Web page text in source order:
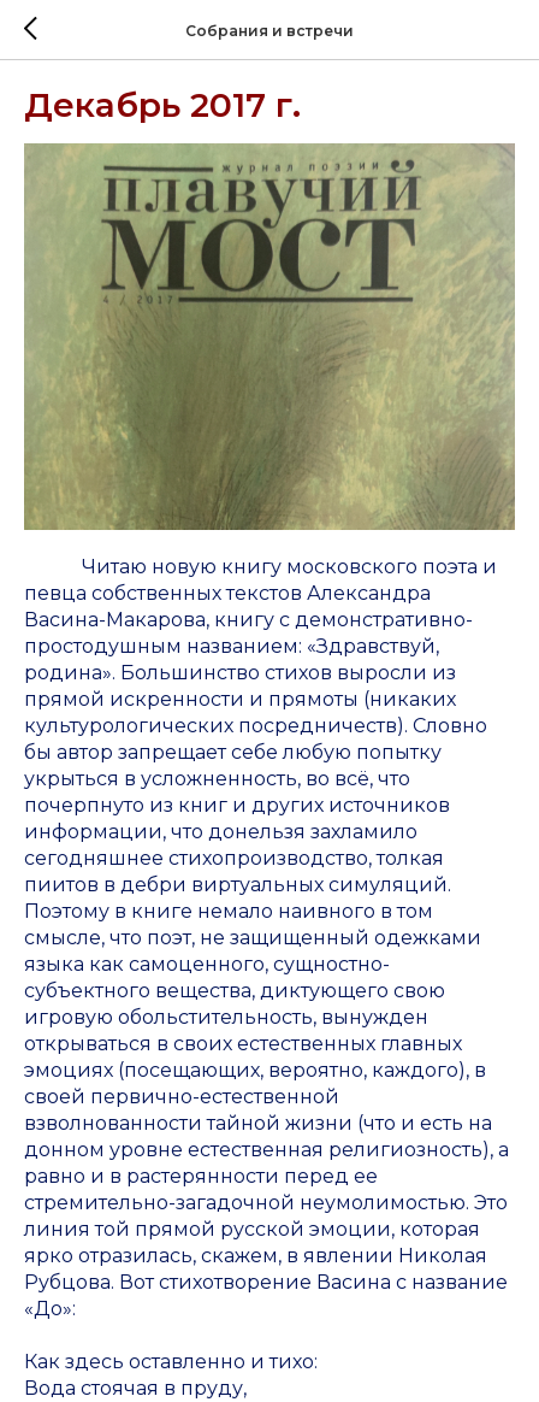
Собрания и встречи
Декабрь 2017 г.
Читаю новую книгу московского поэта и
певца собственных текстов Александра
Васина-Макарова, книгу с демонстративно-
простодушным названием: «Здравствуй,
родина». Большинство стихов выросли из
прямой искренности и прямоты (никаких
культурологических посредничеств). Словно
бы автор запрещает себе любую попытку
укрыться в усложненность, во всё, что
почерпнуто из книг и других источников
информации, что донельзя захламило
сегодняшнее стихопроизводство, толкая
пиитов в дебри виртуальных симуляций.
Поэтому в книге немало наивного в том
смысле, что поэт, не защищенный одежками
языка как самоценного, сущностно-
субъектного вещества, диктующего свою
игровую обольстительность, вынужден
открываться в своих естественных главных
эмоциях (посещающих, вероятно, каждого), в
своей первично-естественной
взволнованности тайной жизни (что и есть на
донном уровне естественная религиозность), а
равно и в растерянности перед ее
стремительно-загадочной неумолимостью. Это
линия той прямой русской эмоции, которая
ярко отразилась, скажем, в явлении Николая
Рубцова. Вот стихотворение Васина с название
«До»:
Как здесь оставленно и тихо:
Вода стоячая в пруду,